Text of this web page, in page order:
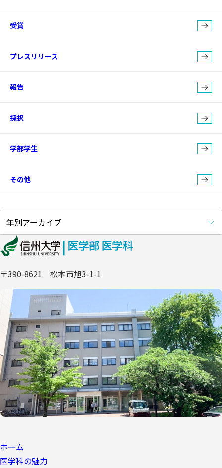
受賞
プレスリリース
報告
採択
学部学生
その他
〒390-8621 松本市旭3-1-1
ホーム
医学科の魅力